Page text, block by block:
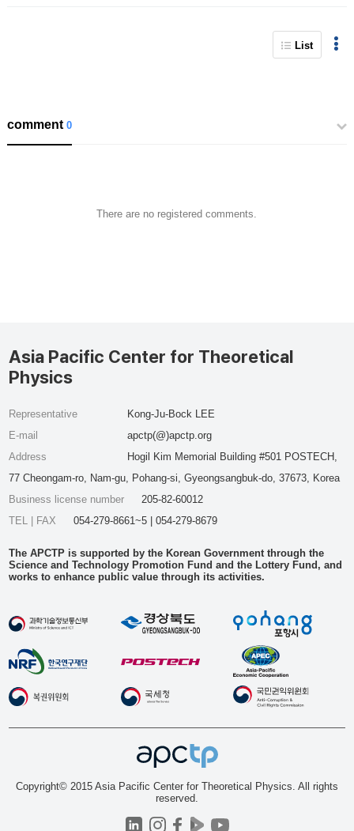
List
comment0
There are no registered comments.
Asia Pacific Center for Theoretical
Physics
Representative
Kong-Ju-Bock LEE
E-mail
apctp(@)apctp.org
Address
Hogil Kim Memorial Building #501 POSTECH,
77 Cheongam-ro, Nam-gu, Pohang-si, Gyeongsangbuk-do, 37673, Korea
Business license number
205-82-60012
TEL | FAX
054-279-8661~5 | 054-279-8679
The APCTP is supported by the Korean Government through the
Science and Technology Promotion Fund and the Lottery Fund, and
works to enhance public value through its activities.
Copyright© 2015 Asia Pacific Center for Theoretical Physics. All rights
reserved.